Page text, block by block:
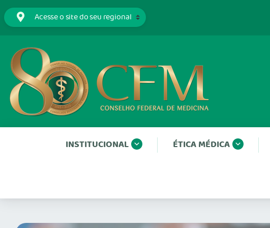
INSTITUCIONAL ÉTICA MÉDICA